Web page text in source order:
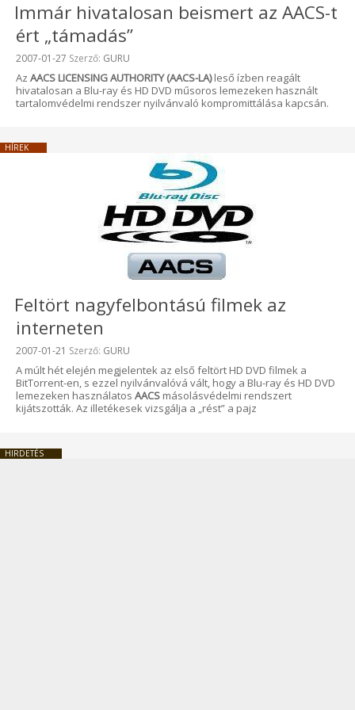
Immár hivatalosan beismert az AACS-t
ért „támadás”
Beküldve:
2007-01-27 Szerző: GURU
Az AACS LICENSING AUTHORITY (AACS-LA)leső ízben reagált
hivatalosan a Blu-ray és HD DVD műsoros lemezeken használt
tartalomvédelmi rendszer nyilvánvaló kompromittálása kapcsán.
HÍREK
Feltört nagyfelbontású filmek az
interneten
Beküldve:
2007-01-21 Szerző: GURU
A múlt hét elején megjelentek az első feltört HD DVD filmek a
BitTorrent-en, s ezzel nyilvánvalóvá vált, hogy a Blu-ray és HD DVD
lemezeken használatos AACS másolásvédelmi rendszert
kijátszották. Az illetékesek vizsgálja a „rést” a pajz
HIRDETÉS